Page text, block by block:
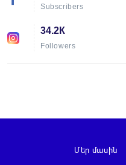
Subscribers
34.2К
Followers
Մեր մասին